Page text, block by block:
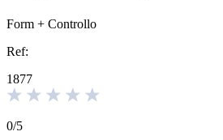
Form + Controllo
Ref:
1877
0/5